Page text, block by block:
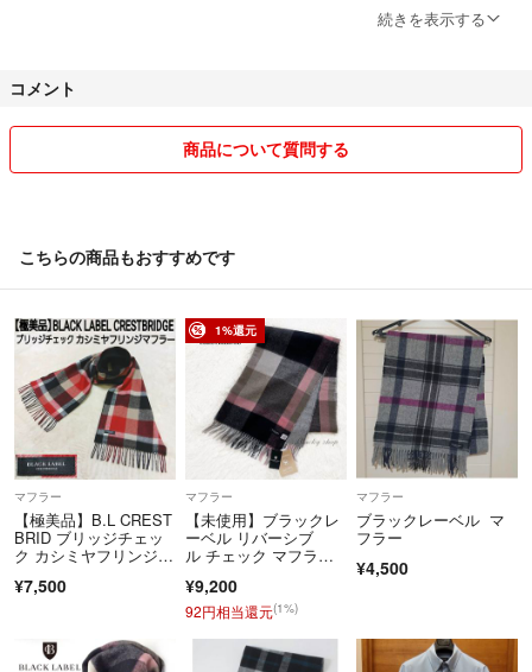
#HIDEWAYS ハイダウェイ
#PaulSmith ポールスミス
#FREDPERRY フレッドペリー
#MACKINTOSH マッキントッシュ
2M
保証が欲しい方はコメント下さい。
・ユーズド品、自宅保管に関してはご理解の上購入下さい。
・新品などブランド品の商品すり替えや理不尽なクレーム防止のため購
・普通郵便での発送後の郵送中のトラブルでの保証はお受けできませ
続きを表示する
コメント
商品について質問する
こちらの商品もおすすめです
マフラー
【極美品】B.L CREST
BRID ブリッジチェッ
ク カシミヤフリンジマ
¥7,500
1%還元
マフラー
【未使用】ブラックレ
ーベル リバーシブ
ル チェック マフラ
¥9,200
92円相当還元(1%)
マフラー
ブラックレーベル マ
フラー
¥4,500